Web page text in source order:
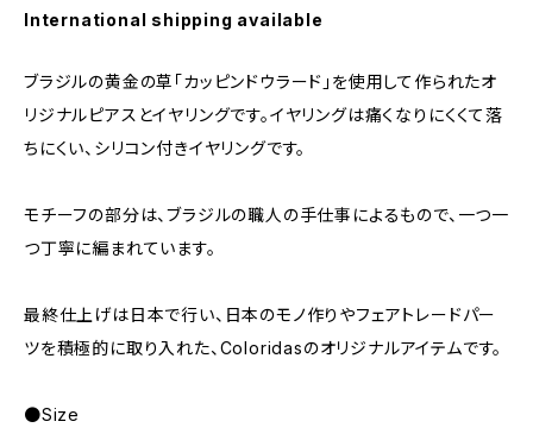
International shipping available
ブラジルの黄金の草「カッピンドウラード」を使用して作られたオ
リジナルピアスとイヤリングです。イヤリングは痛くなりにくくて落
ちにくい、シリコン付きイヤリングです。
モチーフの部分は、ブラジルの職人の手仕事によるもので、一つ一
つ丁寧に編まれています。
最終仕上げは日本で行い、日本のモノ作りやフェアトレードパー
ツを積極的に取り入れた、Coloridasのオリジナルアイテムです。
●Size